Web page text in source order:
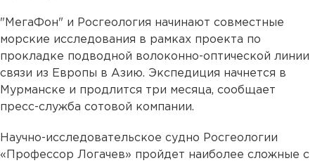
"МегаФон" и Росгеология начинают совместные
морские исследования в рамках проекта по
прокладке подводной волоконно-оптической линии
связи из Европы в Азию. Экспедиция начнется в
Мурманске и продлится три месяца, сообщает
пресс-служба сотовой компании.
Научно-исследовательское судно Росгеологии
«Профессор Логачев» пройдет наиболее сложные с